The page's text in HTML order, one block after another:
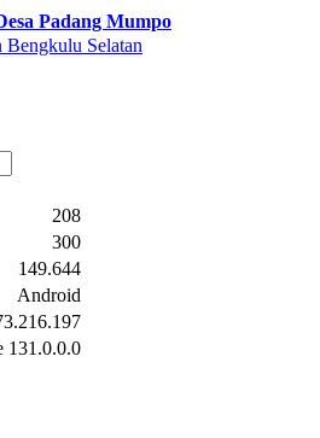
Padang Mumpo
Bengkulu Selatan
208
300
149.644
Android
131.0.0.0